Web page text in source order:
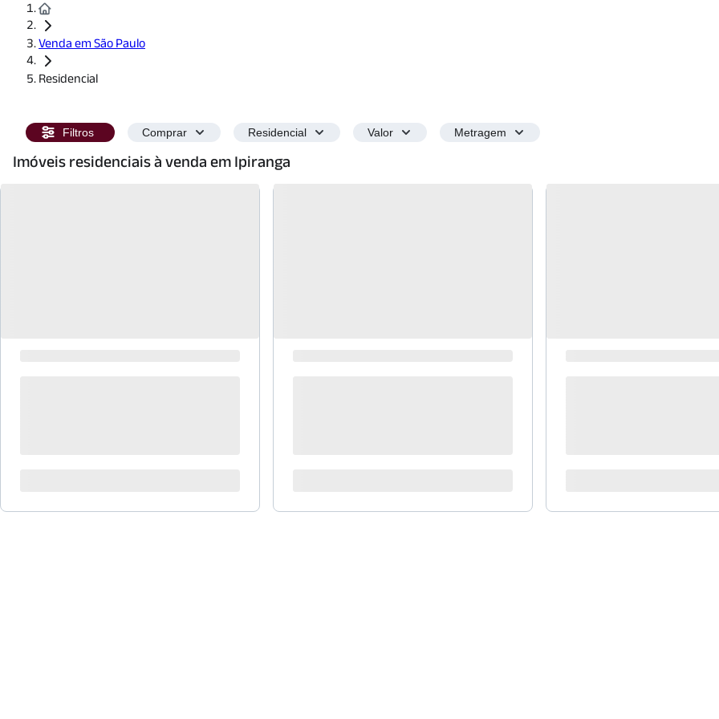
Venda em São Paulo
Residencial
Filtros Comprar Residencial Valor Metragem
Imóveis residenciais à venda em Ipiranga